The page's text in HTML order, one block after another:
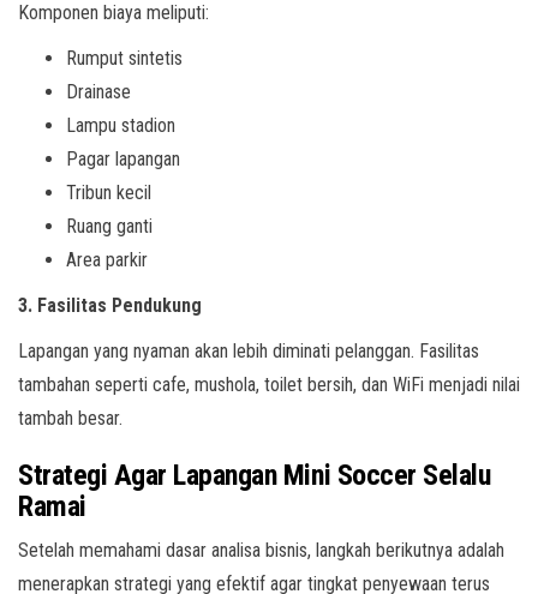
Komponen biaya meliputi:
Rumput sintetis
Drainase
Lampu stadion
Pagar lapangan
Tribun kecil
Ruang ganti
Area parkir
3. Fasilitas Pendukung
Lapangan yang nyaman akan lebih diminati pelanggan. Fasilitas
tambahan seperti cafe, mushola, toilet bersih, dan WiFi menjadi nilai
tambah besar.
Strategi Agar Lapangan Mini Soccer Selalu
Ramai
Setelah memahami dasar analisa bisnis, langkah berikutnya adalah
menerapkan strategi yang efektif agar tingkat penyewaan terus